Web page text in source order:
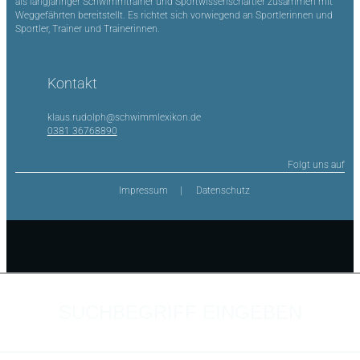
Weggefährten bereitstellt. Es richtet sich vorwiegend an Sportlerinnen und
Sportler, Trainer und Trainerinnen.
Kontakt
klaus.rudolph@schwimmlexikon.de
0381 36768890
Folgt uns auf
Impressum Datenschutz